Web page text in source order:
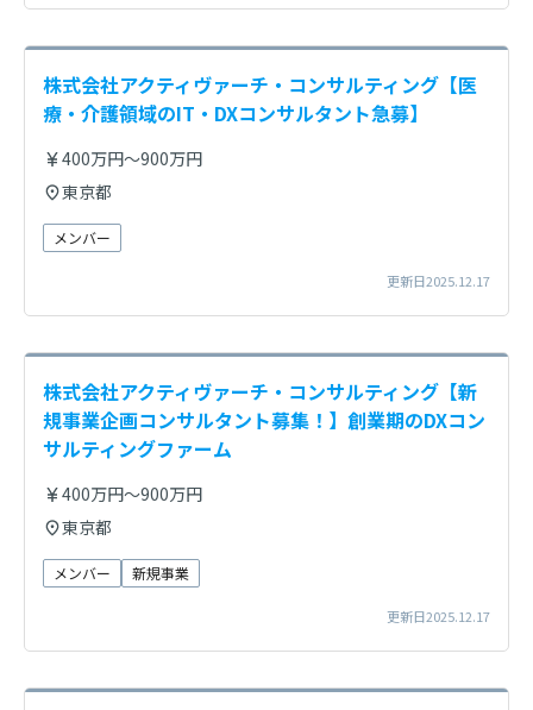
株式会社アクティヴァーチ・コンサルティング【医
療・介護領域のIT・DXコンサルタント急募】
400万円～900万円
東京都
メンバー
更新日2025.12.17
株式会社アクティヴァーチ・コンサルティング【新
規事業企画コンサルタント募集！】創業期のDXコン
サルティングファーム
400万円～900万円
東京都
メンバー 新規事業
更新日2025.12.17